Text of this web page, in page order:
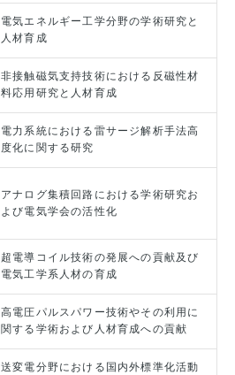
電気エネルギー工学分野の学術研究と
人材育成
非接触磁気支持技術における反磁性材
料応用研究と人材育成
電力系統における雷サージ解析手法高
度化に関する研究
アナログ集積回路における学術研究お
よび電気学会の活性化
超電導コイル技術の発展への貢献及び
電気工学系人材の育成
高電圧パルスパワー技術やその利用に
関する学術および人材育成への貢献
送変電分野における国内外標準化活動